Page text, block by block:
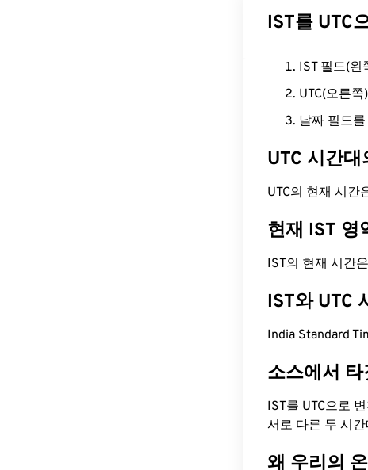
IST를 UTC
IST 필드(왼
UTC(오른
날짜 필드
UTC 시간
UTC의 현재 시
현재 IST 영
IST의 현재 시간
IST와 UTC
India Standard
소스에서
IST를 UTC으로
서로 다른 두 시
왜 우리의